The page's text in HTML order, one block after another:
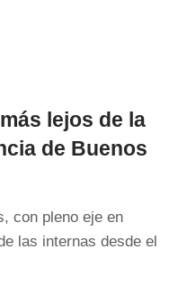
lejos de la
de Buenos
con pleno eje en
las internas desde el